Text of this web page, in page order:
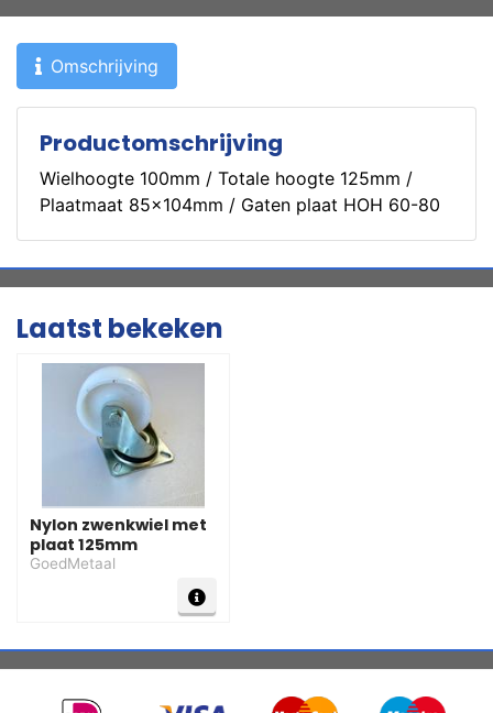
Omschrijving
Productomschrijving
Wielhoogte 100mm / Totale hoogte 125mm /
Plaatmaat 85x104mm / Gaten plaat HOH 60-80
Laatst bekeken
Nylon zwenkwiel met
plaat 125mm
GoedMetaal